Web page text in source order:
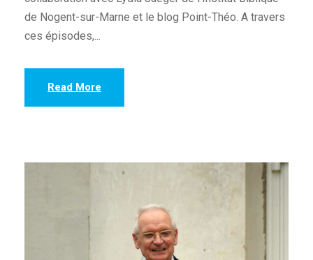
de Nogent-sur-Marne et le blog Point-Théo. A travers
ces épisodes,...
Read More